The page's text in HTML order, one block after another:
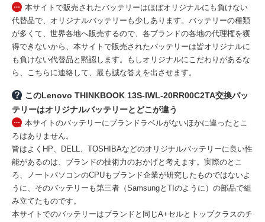
本サイトで販売されたバッテリーはほぼオリジナルにも負けない
代替品で、オリジナルバッテリーも少しあります。バッテリーの種類
が多くて、世界各地へ販売するので、各ブランドの各地の代理権を獲
得できないから、本サイトで販売されたバッテリーは皆オリジナルに
も負けない代替品と黙認します。もしオリジナルにこだわりがあるな
ら、こちらに連絡して、最も誠な答えを出させます。
このLenovo THINKBOOK 13S-IWL-20RR00C2TA交換バッ
テリーはオリジナルバッテリーとどこが違う
本サイトのバッテリーにブランドラベルがないほかに違ったとこ
ろはありません。
皆はよくHP、DELL、TOSHIBAなどのオリジナルバッテリーに良い性
能があるのは、ブランドの技術力のおかげと考えます。実際のとこ
ろ、ノートパソコンのCPUもブランド企業が研究したものではないよ
うに、そのバッテリーも第三者（SamsungとTIのように）の部品で組
み立てたものです。
本サイトでのバッテリーはブランドと同じA+セルとトップクラスのチ